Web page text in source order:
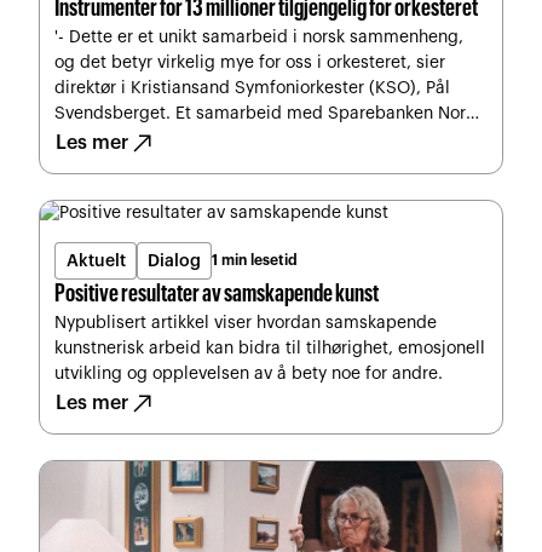
Instrumenter for 13 millioner tilgjengelig for orkesteret
'- Dette er et unikt samarbeid i norsk sammenheng,
og det betyr virkelig mye for oss i orkesteret, sier
direktør i Kristiansand Symfoniorkester (KSO), Pål
Svendsberget. Et samarbeid med Sparebanken Norge
gir nå orkesteret seks nye kvalitetsinstrumenter.
Les mer north_east
Aktuelt Dialog 1 min lesetid
Positive resultater av samskapende kunst
Nypublisert artikkel viser hvordan samskapende
kunstnerisk arbeid kan bidra til tilhørighet, emosjonell
utvikling og opplevelsen av å bety noe for andre.
Les mer north_east